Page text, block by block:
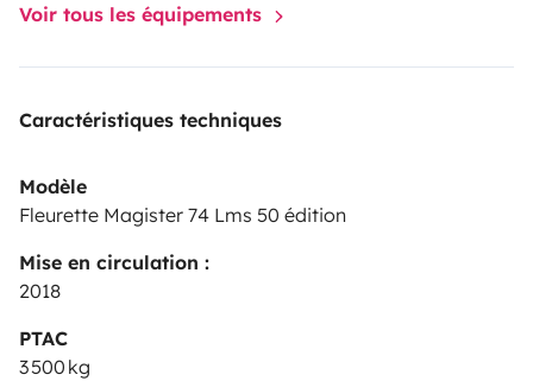
Voir tous les équipements
Caractéristiques techniques
Modèle
Fleurette Magister 74 Lms 50 édition
Mise en circulation :
2018
PTAC
3 500 kg